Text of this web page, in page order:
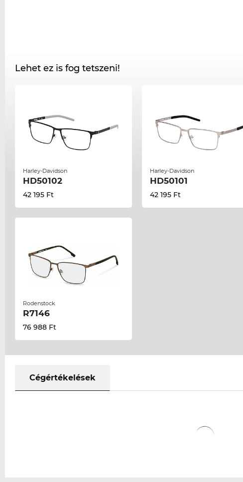
Lehet ez is fog tetszeni!
Harley-Davidson
HD50102
42 195 Ft
Harley-Davidson
HD50101
42 195 Ft
Rodenstock
R7146
76 988 Ft
Cégértékelések